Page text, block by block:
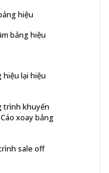
hiệu
bảng hiệu
hiệu lại hiệu
trình khuyến
xoay bảng
sale off